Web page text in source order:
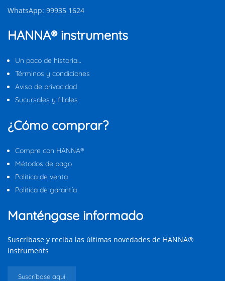
WhatsApp: 99935 1624
HANNA® instruments
Un poco de historia…
Términos y condiciones
Aviso de privacidad
Sucursales y filiales
¿Cómo comprar?
Compre con HANNA®
Métodos de pago
Política de venta
Política de garantía
Manténgase informado
Suscríbase y reciba las últimas novedades de HANNA®
instruments
Suscríbase aquí